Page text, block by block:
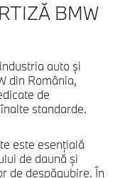
BMW
auto și
din România,
de
standarde.
este esențială
de daună și
de despăgubire. În